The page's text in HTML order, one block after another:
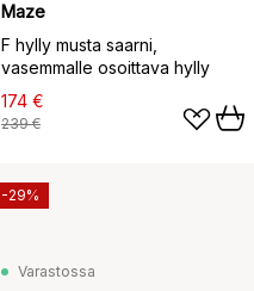
Maze
F hylly musta saarni,
vasemmalle osoittava hylly
174 €
239 €
Varastossa
-29%